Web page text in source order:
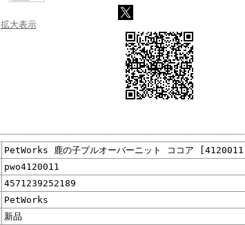
拡大表示
PetWorks 鹿の子プルオーバーニット ココア [4120011]
pwo4120011
4571239252189
PetWorks
新品